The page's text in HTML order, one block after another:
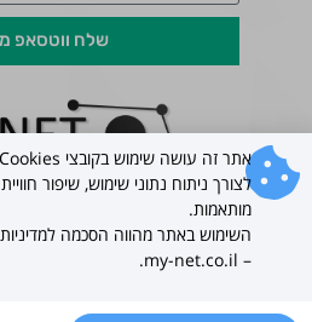
שלח ווטסאפ
כל הזכויות שמורות ל –
דיגיטליים לעסקים 2022 ©
לצורך ניתוח נתוני שימוש, שיפור
מותאמות.
השימוש באתר מהווה הסכמה
– my-net.co.il.